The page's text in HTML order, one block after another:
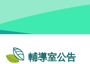
輔導室公告